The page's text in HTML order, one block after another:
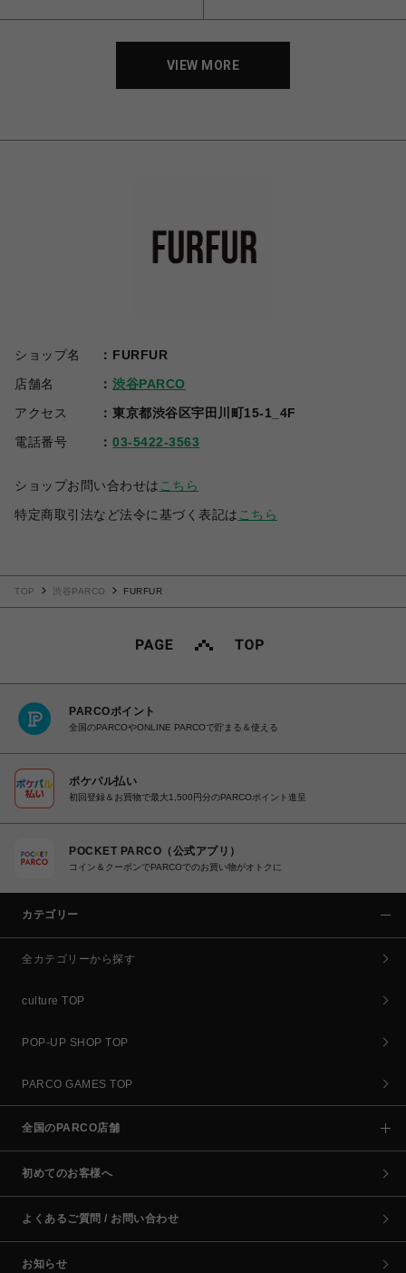
VIEW MORE
ショップ名
FURFUR
店舗名
渋谷PARCO
アクセス
東京都渋谷区宇田川町15-1_4F
電話番号
03-5422-3563
ショップお問い合わせは こちら
特定商取引法など法令に基づく表記は こちら
TOP 渋谷PARCO FURFUR
PARCOポイント
全国のPARCOやONLINE PARCOで貯まる＆使える
ポケパル払い
初回登録＆お買物で最大1,500円分のPARCOポイント進呈
POCKET PARCO（公式アプリ）
コイン＆クーポンでPARCOでのお買い物がオトクに
カテゴリー
全カテゴリーから探す
culture TOP
POP-UP SHOP TOP
PARCO GAMES TOP
全国のPARCO店舗
初めてのお客様へ
よくあるご質問 / お問い合わせ
お知らせ